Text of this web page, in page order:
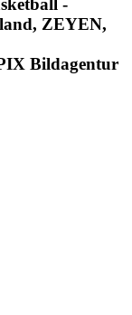
-
ZEYEN,
Bildagentur